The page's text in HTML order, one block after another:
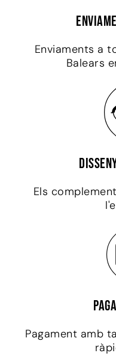
Enviaments a
Balears
Els
Pagament amb